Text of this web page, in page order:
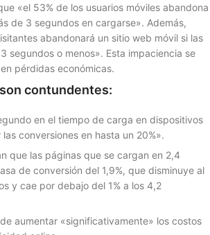
«el 53% de los usuarios móviles abandona
de 3 segundos en cargarse». Además,
abandonará un sitio web móvil si las
segundos o menos». Esta impaciencia se
pérdidas económicas.
contundentes:
en el tiempo de carga en dispositivos
conversiones en hasta un 20%».
que las páginas que se cargan en 2,4
de conversión del 1,9%, que disminuye al
y cae por debajo del 1% a los 4,2
aumentar «significativamente» los costos